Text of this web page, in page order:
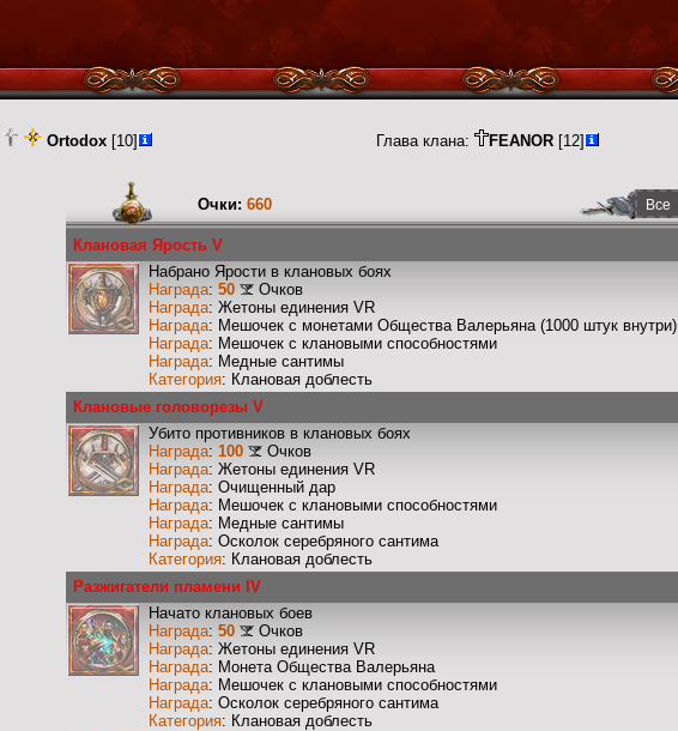
Ortodox [10] Глава клана: FEANOR [12]
Очки: 660
Клановая Ярость V
Набрано Ярости в клановых боях
Награда: 50
Очков
Награда: Жетоны единения VR
Награда: Мешочек с монетами Общества Валерьяна (1000 штук внутри)
Награда: Мешочек с клановыми способностями
Награда: Медные сантимы
Категория: Клановая доблесть
Клановые головорезы V
Убито противников в клановых боях
Награда: 100
Очков
Награда: Жетоны единения VR
Награда: Очищенный дар
Награда: Мешочек с клановыми способностями
Награда: Медные сантимы
Награда: Осколок серебряного сантима
Категория: Клановая доблесть
Разжигатели пламени IV
Начато клановых боев
Награда: 50
Очков
Награда: Жетоны единения VR
Награда: Монета Общества Валерьяна
Награда: Мешочек с клановыми способностями
Награда: Осколок серебряного сантима
Категория: Клановая доблесть